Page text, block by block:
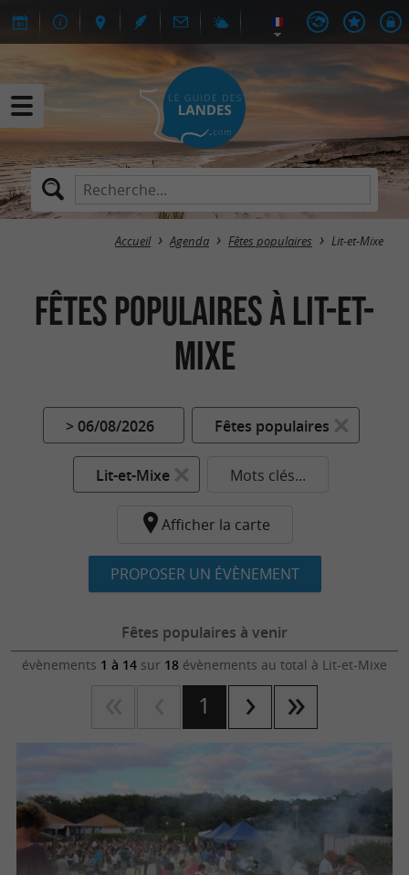
Accueil Agenda Fêtes populaires Lit-et-Mixe
Fêtes populaires à Lit-et-
Mixe
> 06/08/2026 Fêtes populaires
Lit-et-Mixe Mots clés...
Afficher la carte
PROPOSER UN ÉVÈNEMENT
Fêtes populaires à venir
évènements 1 à 14 sur 18 évènements au total à Lit-et-Mixe
1